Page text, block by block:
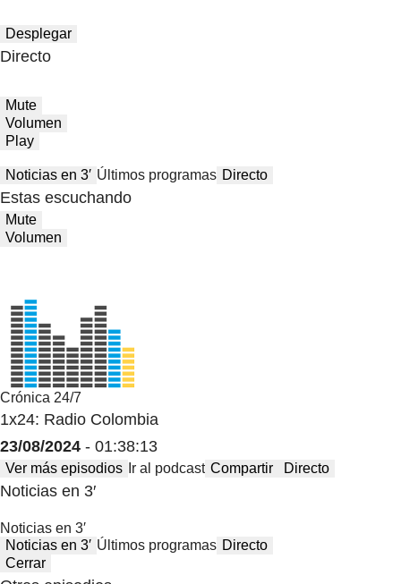
Desplegar
Directo
Mute
Volumen
Play
Noticias en 3′ Últimos programas Directo
Estas escuchando
Mute
Volumen
Crónica 24/7
1x24: Radio Colombia
23/08/2024 - 01:38:13
Ver más episodios Ir al podcast Compartir Directo
Noticias en 3′
Noticias en 3′
Noticias en 3′ Últimos programas Directo
Cerrar